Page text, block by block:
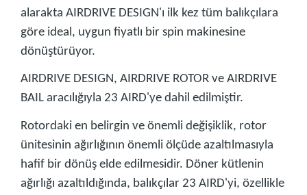
alarakta AIRDRIVE DESIGN'ı ilk kez tüm balıkçılara
göre ideal, uygun fiyatlı bir spin makinesine
dönüştürüyor.
AIRDRIVE DESIGN, AIRDRIVE ROTOR ve AIRDRIVE
BAIL aracılığıyla 23 AIRD'ye dahil edilmiştir.
Rotordaki en belirgin ve önemli değişiklik, rotor
ünitesinin ağırlığının önemli ölçüde azaltılmasıyla
hafif bir dönüş elde edilmesidir. Döner kütlenin
ağırlığı azaltıldığında, balıkçılar 23 AIRD'yi, özellikle